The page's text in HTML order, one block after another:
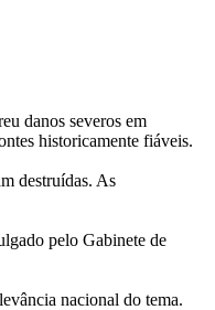
danos severos em
historicamente fiáveis.
destruídas. As
pelo Gabinete de
nacional do tema.